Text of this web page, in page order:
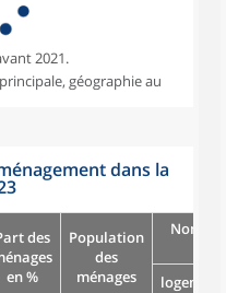
2021.
géographie au
dans la
des
en %
Population
des
ménages
logement